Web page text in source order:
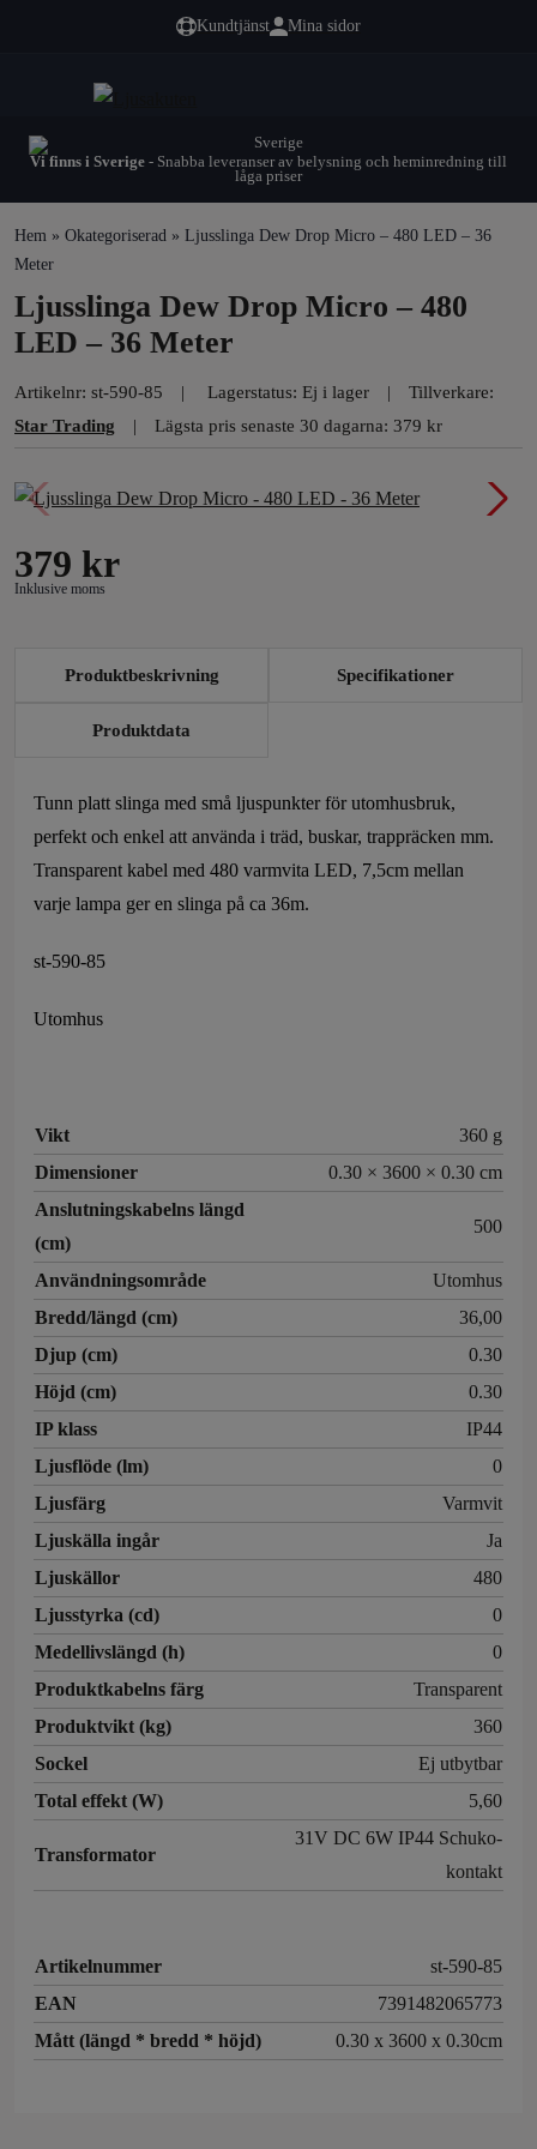
Kundtjänst Mina sidor
Vi finns i Sverige - Snabba leveranser av belysning och heminredning till
låga priser
Hem » Okategoriserad » Ljusslinga Dew Drop Micro – 480 LED – 36
Meter
Ljusslinga Dew Drop Micro – 480
LED – 36 Meter
Artikelnr: st-590-85 Lagerstatus: Ej i lager
Tillverkare:
Star Trading
Lägsta pris senaste 30 dagarna: 379 kr
379 kr
Inklusive moms
Produktbeskrivning Specifikationer
Produktdata
Tunn platt slinga med små ljuspunkter för utomhusbruk,
perfekt och enkel att använda i träd, buskar, trappräcken mm.
Transparent kabel med 480 varmvita LED, 7,5cm mellan
varje lampa ger en slinga på ca 36m.
st-590-85
Utomhus
Vikt
360 g
Dimensioner
0.30 × 3600 × 0.30 cm
Anslutningskabelns längd
(cm)
500
Användningsområde
Utomhus
Bredd/längd (cm)
36,00
Djup (cm)
0.30
Höjd (cm)
0.30
IP klass
IP44
Ljusflöde (lm)
0
Ljusfärg
Varmvit
Ljuskälla ingår
Ja
Ljuskällor
480
Ljusstyrka (cd)
0
Medellivslängd (h)
0
Produktkabelns färg
Transparent
Produktvikt (kg)
360
Sockel
Ej utbytbar
Total effekt (W)
5,60
Transformator
31V DC 6W IP44 Schuko-
kontakt
Artikelnummer
st-590-85
EAN
7391482065773
Mått (längd * bredd * höjd)
0.30 x 3600 x 0.30cm